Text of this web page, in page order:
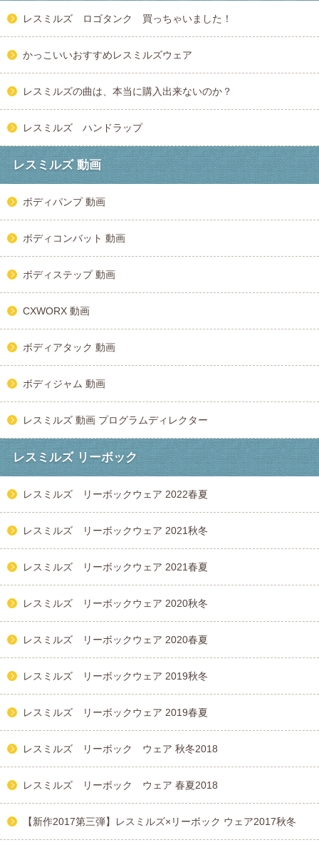
レスミルズ ロゴタンク 買っちゃいました！
かっこいいおすすめレスミルズウェア
レスミルズの曲は、本当に購入出来ないのか？
レスミルズ ハンドラップ
レスミルズ 動画
ボディパンプ 動画
ボディコンバット 動画
ボディステップ 動画
CXWORX 動画
ボディアタック 動画
ボディジャム 動画
レスミルズ 動画 プログラムディレクター
レスミルズ リーボック
レスミルズ リーボックウェア 2022春夏
レスミルズ リーボックウェア 2021秋冬
レスミルズ リーボックウェア 2021春夏
レスミルズ リーボックウェア 2020秋冬
レスミルズ リーボックウェア 2020春夏
レスミルズ リーボックウェア 2019秋冬
レスミルズ リーボックウェア 2019春夏
レスミルズ リーボック ウェア 秋冬2018
レスミルズ リーボック ウェア 春夏2018
【新作2017第三弾】レスミルズ×リーボック ウェア2017秋冬